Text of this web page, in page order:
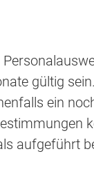
gültig
ein
aufgeführt